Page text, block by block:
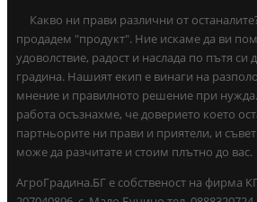
Какво ни прави различни от
продадем "продукт". Ние искаме да ви
удоволствие, радост и наслада по пътя си
градина. Нашият екип е винаги на
мнение и правилното решение при
работа осъзнахме, че доверието което
партньорите ни прави и приятели, и
може да разчитате и стоим плътно до вас.
АгроГрадина.БГ е собственост на фирма